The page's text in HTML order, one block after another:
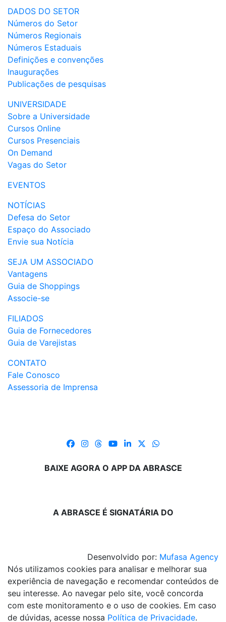
DADOS DO SETOR
Números do Setor
Números Regionais
Números Estaduais
Definições e convenções
Inaugurações
Publicações de pesquisas
UNIVERSIDADE
Sobre a Universidade
Cursos Online
Cursos Presenciais
On Demand
Vagas do Setor
EVENTOS
NOTÍCIAS
Defesa do Setor
Espaço do Associado
Envie sua Notícia
SEJA UM ASSOCIADO
Vantagens
Guia de Shoppings
Associe-se
FILIADOS
Guia de Fornecedores
Guia de Varejistas
CONTATO
Fale Conosco
Assessoria de Imprensa
BAIXE AGORA O APP DA ABRASCE
A ABRASCE É SIGNATÁRIA DO
Desenvolvido por: Mufasa Agency
Nós utilizamos cookies para analisar e melhorar sua
experiência de navegação e recomendar conteúdos de
seu interesse. Ao navegar pelo site, você concorda
com este monitoramento e o uso de cookies. Em caso
de dúvidas, acesse nossa Política de Privacidade.